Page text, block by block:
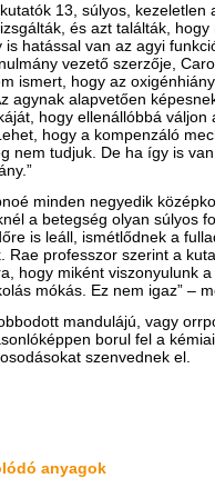
13, súlyos, kezeletlen
és azt találták,
is hatással van az agyi
vezető szerzője,
ismert, hogy az
agynak alapvetően
hogy ellenállóbbá
hogy a kompenzáló
nem tudjuk. De ha így is
minden negyedik
a betegség olyan súlyos
is leáll, ismétlődnek a
Rae professzor szerint a
hogy miként viszonyulunk
mókás. Ez nem igaz” –
mandulájú, vagy
borul fel a
szenvednek el.
anyagok